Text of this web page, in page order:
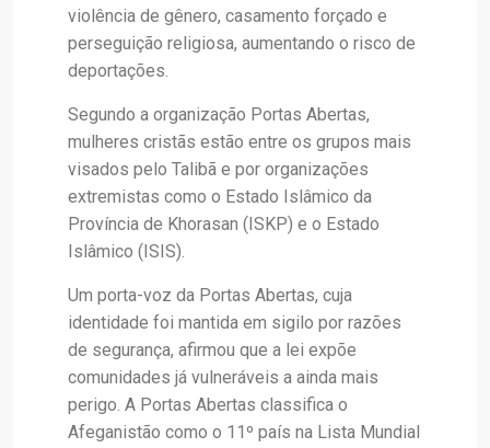
violência de gênero, casamento forçado e
perseguição religiosa, aumentando o risco de
deportações.
Segundo a organização Portas Abertas,
mulheres cristãs estão entre os grupos mais
visados pelo Talibã e por organizações
extremistas como o Estado Islâmico da
Província de Khorasan (ISKP) e o Estado
Islâmico (ISIS).
Um porta-voz da Portas Abertas, cuja
identidade foi mantida em sigilo por razões
de segurança, afirmou que a lei expõe
comunidades já vulneráveis a ainda mais
perigo. A Portas Abertas classifica o
Afeganistão como o 11º país na Lista Mundial